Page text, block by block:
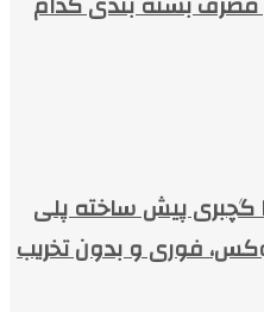
گچبری پیش ساخته پلی
فوری و بدون تخریب